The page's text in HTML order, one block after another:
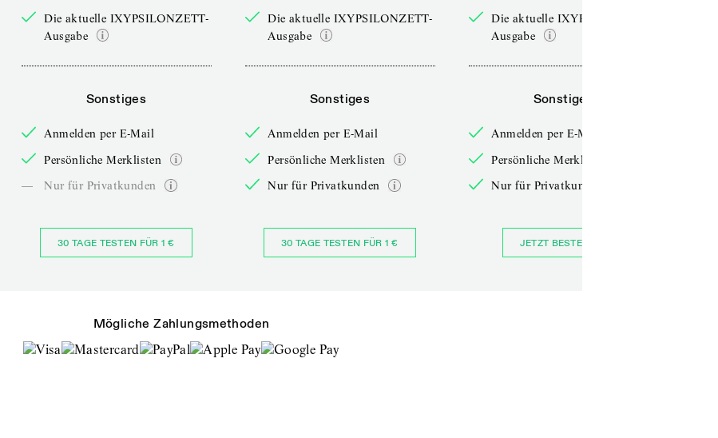
Die aktuelle IXYPSILONZETT-
Ausgabe
Sonstiges
Anmelden per E-Mail
Persönliche Merklisten
—
Nur für Privatkunden
30 TAGE TESTEN FÜR 1 €
Die aktuelle IXYPSILONZETT-
Ausgabe
Sonstiges
Anmelden per E-Mail
Persönliche Merklisten
Nur für Privatkunden
30 TAGE TESTEN FÜR 1 €
Die aktuelle IXYPSILONZETT-
Ausgabe
Sonstiges
Anmelden per E-Mail
Persönliche Merklisten
Nur für Privatkunden
JETZT BESTELLEN
Mögliche Zahlungsmethoden